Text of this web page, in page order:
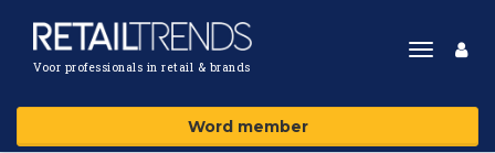
Voor professionals in retail & brands
Toggle
Word member